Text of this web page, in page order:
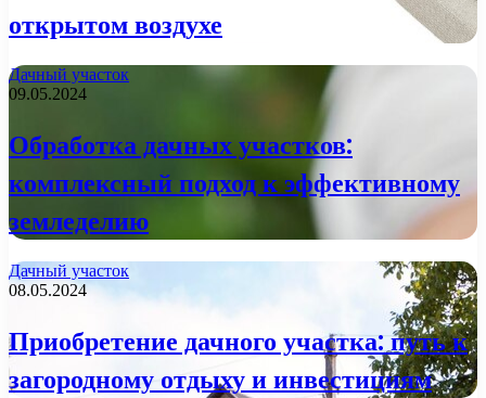
открытом воздухе
Дачный участок
09.05.2024
Обработка дачных участков:
комплексный подход к эффективному
земледелию
Дачный участок
08.05.2024
Приобретение дачного участка: путь к
загородному отдыху и инвестициям